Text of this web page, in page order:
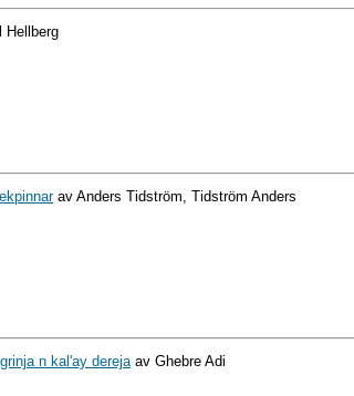
Hellberg
av Anders Tidström, Tidström Anders
n kal'ay dereja av Ghebre Adi